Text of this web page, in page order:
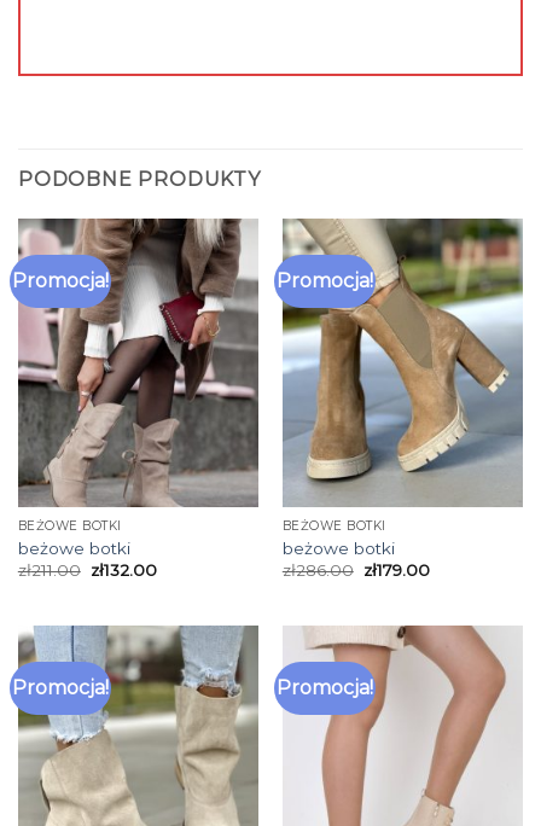
PODOBNE PRODUKTY
Promocja!
BEŻOWE BOTKI
beżowe botki
zł211.00 zł132.00
Promocja!
BEŻOWE BOTKI
beżowe botki
zł286.00 zł179.00
Promocja! Promocja!